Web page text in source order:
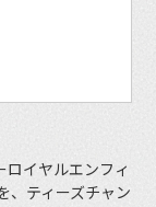
イヤルエンフィ
、ティーズチャン